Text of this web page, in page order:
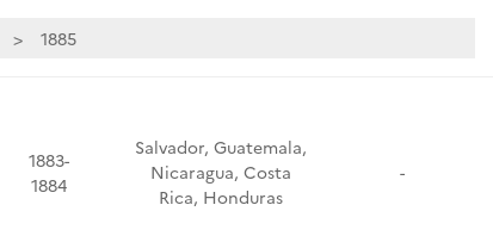
1885
1883-
1884
Salvador, Guatemala,
Nicaragua, Costa
Rica, Honduras
-